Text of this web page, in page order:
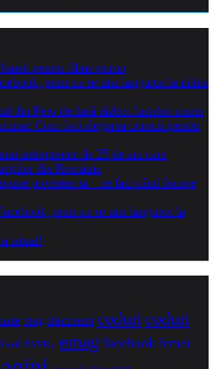
pentru filme porno
prins ca se uita languros la iubita
din Peru declară război fustelor scurte
Cum faci alegerea corectă pentru
antreprenor de 25 de ani care
din România
povestea ta – ce faci când începe
prins ca se uita languros la
tatuat!
blog Bucuresti coduricoduri
DVDRip emag facebook femei